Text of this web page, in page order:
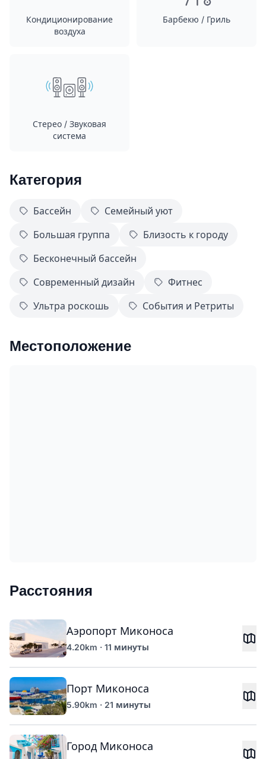
Кондиционирование
воздуха
Барбекю / Гриль
Стерео / Звуковая
система
Категория
Бассейн
Семейный уют
Большая группа
Близость к городу
Бесконечный бассейн
Современный дизайн
Фитнес
Ультра роскошь
События и Ретриты
Местоположение
Расстояния
Аэропорт Миконоса
4.20km · 11 минуты
Порт Миконоса
5.90km · 21 минуты
Город Миконоса